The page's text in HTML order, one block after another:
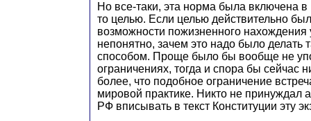
Но все-таки, эта норма была включена в
то целью. Если целью действительно
возможности пожизненного нахождения
непонятно, зачем это надо было
способом. Проще было бы вообще не
ограничениях, тогда и спора бы сейчас
более, что подобное ограничение
мировой практике. Никто не принуждал
РФ вписывать в текст Конституции эту